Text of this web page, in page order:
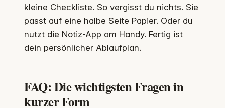
kleine Checkliste. So vergisst du nichts. Sie
passt auf eine halbe Seite Papier. Oder du
nutzt die Notiz-App am Handy. Fertig ist
dein persönlicher Ablaufplan.
FAQ: Die wichtigsten Fragen in
kurzer Form